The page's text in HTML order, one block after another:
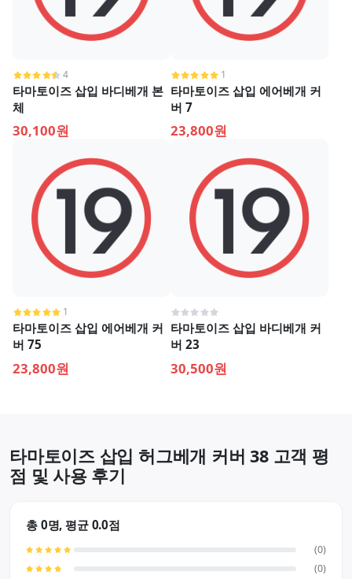
4
타마토이즈 삽입 바디베개 본
체
30,100원
1
타마토이즈 삽입 에어베개 커
버 7
23,800원
1
타마토이즈 삽입 에어베개 커
버 75
23,800원
타마토이즈 삽입 바디베개 커
버 23
30,500원
타마토이즈 삽입 허그베개 커버 38 고객 평
점 및 사용 후기
총 0명, 평균 0.0점
(0)
(0)